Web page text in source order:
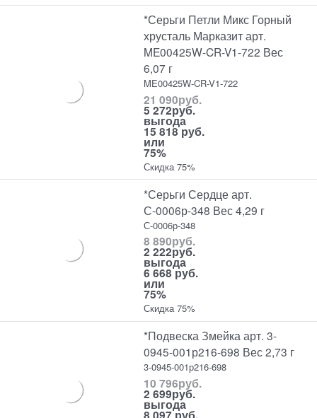
*Серьги Петли Микс Горный
хрусталь Марказит арт.
ME00425W-CR-V1-722 Вес
6,07 г
ME00425W-CR-V1-722
21 090руб.
5 272руб.
выгода
15 818 руб.
или
75%
Скидка 75%
*Серьги Сердце арт.
С-0006р-348 Вес 4,29 г
С-0006р-348
8 890руб.
2 222руб.
выгода
6 668 руб.
или
75%
Скидка 75%
*Подвеска Змейка арт. 3-
0945-001р216-698 Вес 2,73 г
3-0945-001р216-698
10 796руб.
2 699руб.
выгода
8 097 руб.